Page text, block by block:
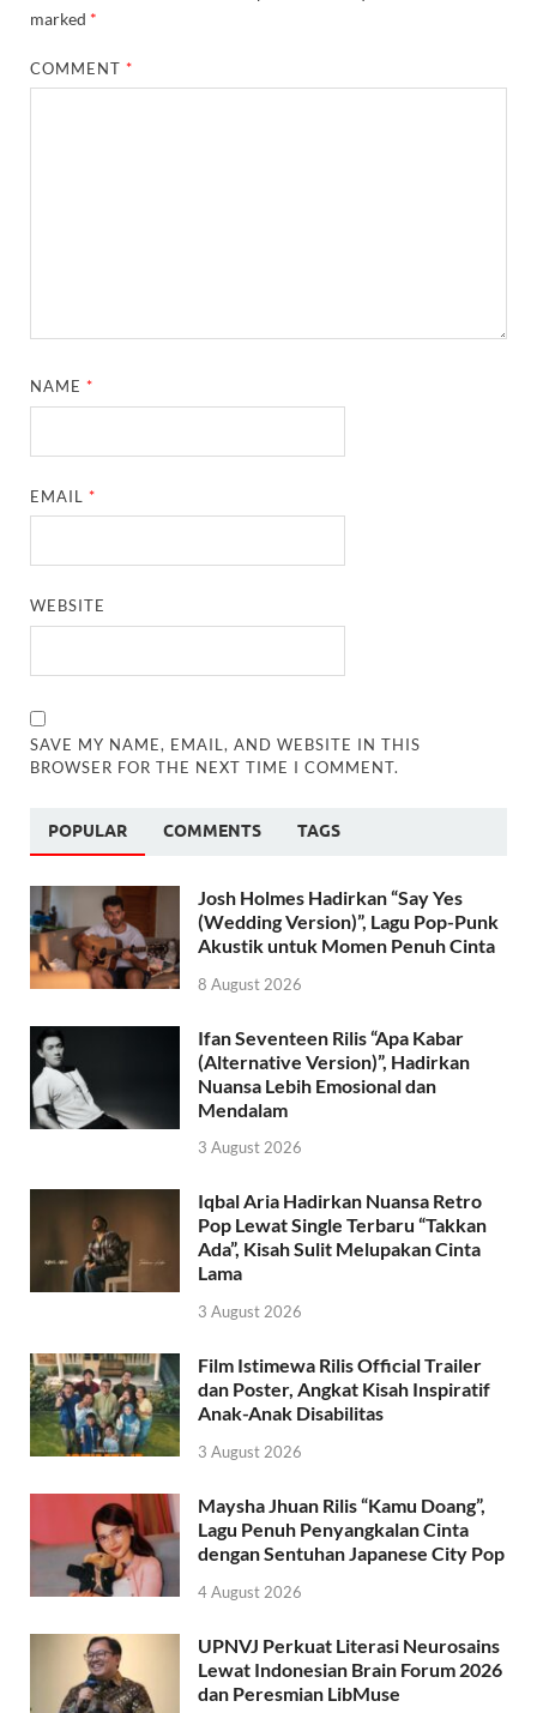
marked *
COMMENT*
NAME*
EMAIL*
WEBSITE
SAVE MY NAME, EMAIL, AND WEBSITE IN THIS
BROWSER FOR THE NEXT TIME I COMMENT.
POPULAR COMMENTS TAGS
Josh Holmes Hadirkan “Say Yes
(Wedding Version)”, Lagu Pop-Punk
Akustik untuk Momen Penuh Cinta
8 August 2026
Ifan Seventeen Rilis “Apa Kabar
(Alternative Version)”, Hadirkan
Nuansa Lebih Emosional dan
Mendalam
3 August 2026
Iqbal Aria Hadirkan Nuansa Retro
Pop Lewat Single Terbaru “Takkan
Ada”, Kisah Sulit Melupakan Cinta
Lama
3 August 2026
Film Istimewa Rilis Official Trailer
dan Poster, Angkat Kisah Inspiratif
Anak-Anak Disabilitas
3 August 2026
Maysha Jhuan Rilis “Kamu Doang”,
Lagu Penuh Penyangkalan Cinta
dengan Sentuhan Japanese City Pop
4 August 2026
UPNVJ Perkuat Literasi Neurosains
Lewat Indonesian Brain Forum 2026
dan Peresmian LibMuse